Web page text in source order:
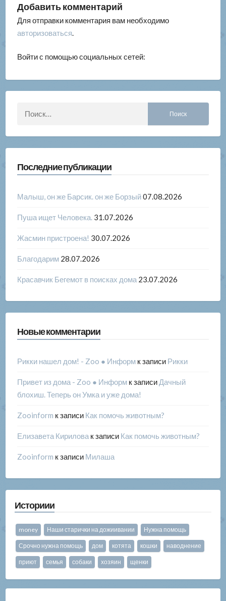
Добавить комментарий
Для отправки комментария вам необходимо
авторизоваться.
Войти с помощью социальных сетей:
Последние публикации
Малыш, он же Барсик. он же Борзый07.08.2026
Пуша ищет Человека. 31.07.2026
Жасмин пристроена! 30.07.2026
Благодарим 28.07.2026
Красавчик Бегемот в поисках дома 23.07.2026
Новые комментарии
Рикки нашел дом! - Zoo ● Информк записи Рикки
Привет из дома - Zoo ● Информк записи Дачный
блохиш. Теперь он Умка и уже дома!
Zooinform к записи Как помочь животным?
Елизавета Кириловак записи Как помочь животным?
Zooinform к записи Милаша
Историии
money Наши старички на дожиивании Нужна помощь
Срочно нужна помощь дом котята кошки наводнение
приют семья собаки хозяин щенки